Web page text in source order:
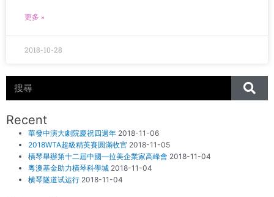
更多 »
2018-10-28
Search
Recent
華發中演大劇院慶祝四週年 2018-11-06
2018WTA超級精英賽圓滿收官 2018-11-05
橫琴舉辦第十二屆中國—拉美企業家高峰會 2018-11-04
粵澳基金助力橫琴科學城 2018-11-04
横琴隧道试运行 2018-11-04